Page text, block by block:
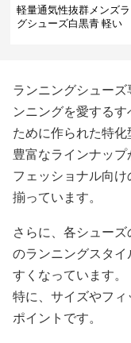
軽量通気性抜群メンズ
グシューズ白黒青 軽い
ランニングシュー
ンニングを愛する
ために作られた特化
豊富なラインナッ
フェッショナル向
揃っています。
さらに、各シュー
のランニングスタ
すくなっています。
特に、サイズやフ
ポイントです。